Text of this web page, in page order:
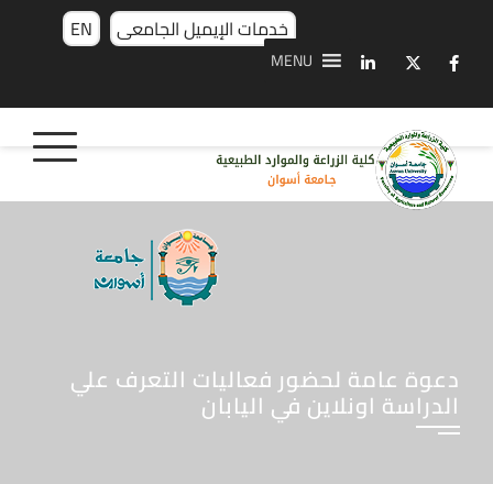
EN خدمات الإيميل الجامعى
MENU
دعوة عامة لحضور فعاليات التعرف علي
الدراسة اونلاين في اليابان